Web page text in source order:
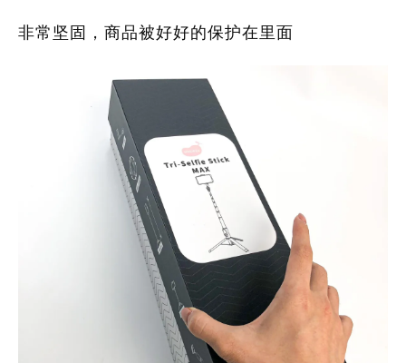
非常坚固，商品被好好的保护在里面